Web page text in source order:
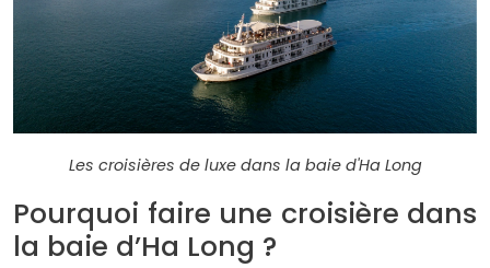
Les croisières de luxe dans la baie d'Ha Long
Pourquoi faire une croisière dans
la baie d’Ha Long ?